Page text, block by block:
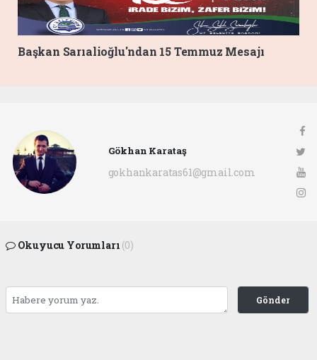
Başkan Sarıalioğlu'ndan 15 Temmuz Mesajı
Gökhan Karataş
gokhankaratas61@gmail.com
Okuyucu Yorumları (0)
Gönder